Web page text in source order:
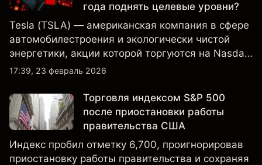
года поднять целевые уровни?
Tesla (TSLA) — американская компания в сфере
автомобилестроения и экологически чистой
энергетики, акции которой торгуются на Nasdaq
и находятся под пристальным вниманием
результатами, данными о поставках и развитием
технологий и производства.
17:39, 23 февраль 2026
Торговля индексом S&P 500
после приостановки работы
правительства США
Индекс пробил отметку 6,700, проигнорировав
приостановку работы правительства и сохраняя